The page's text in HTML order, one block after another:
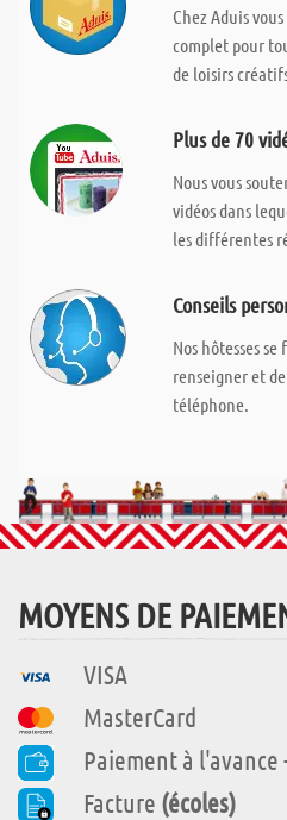
Chez Aduis
complet pour
de loisirs
Plus de 70
Nous vous
vidéos dans
les différentes
Conseils
Nos hôtesses
renseigner et
téléphone.
MOYENS DE
VISA
MasterCard
Paiement à
Facture (écoles)